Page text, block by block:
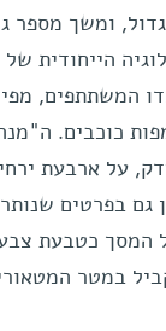
הייחודית
המשתתפים,
כוכבים.
על ארבעת
גם בפרטים
כטבעת
במטר